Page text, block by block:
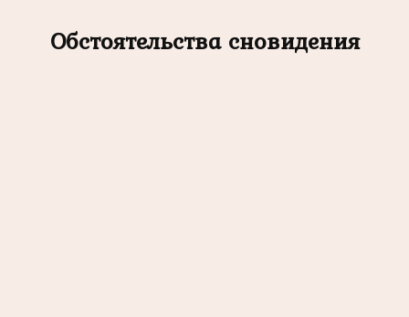
Обстоятельства сновидения